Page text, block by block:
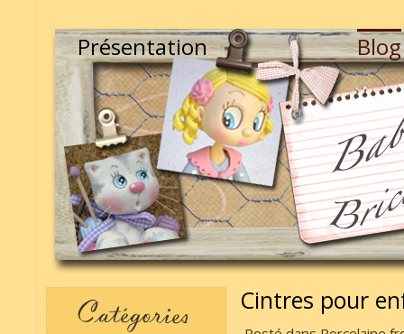
Présentation Blog
Cintres pour